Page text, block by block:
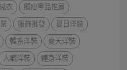
衣
顯瘦單品推薦
服飾批發
夏日洋裝
韓系洋裝
夏天洋裝
人氣洋裝
連身洋裝